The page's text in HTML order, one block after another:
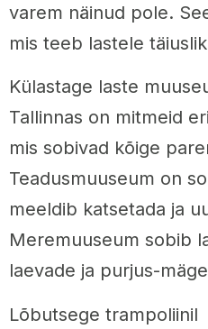
varem näinud pole.
mis teeb lastele
Külastage laste
Tallinnas on mitmeid
mis sobivad kõige
Teadusmuuseum on
meeldib katsetada ja
Meremuuseum sobib
laevade ja purjus-
Lõbutsege trampoliinil